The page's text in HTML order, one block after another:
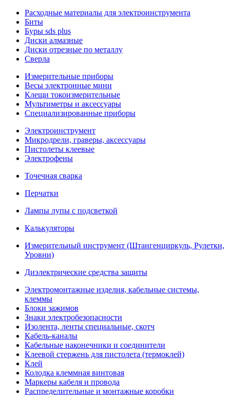
Расходные материалы для электроинструмента
Биты
Буры sds plus
Диски алмазные
Диски отрезные по металлу
Сверла
Измерительные приборы
Весы электронные мини
Клещи токоизмерительные
Мультиметры и аксессуары
Специализированные приборы
Электроинструмент
Микродрели, граверы, аксессуары
Пистолеты клеевые
Электрофены
Точечная сварка
Перчатки
Лампы лупы с подсветкой
Калькуляторы
Измерительный инструмент (Штангенциркуль, Рулетки,
Уровни)
Диэлектрические средства защиты
Электромонтажные изделия, кабельные системы,
клеммы
Блоки зажимов
Знаки электробезопасности
Изолента, ленты специальные, скотч
Кабель-каналы
Кабельные наконечники и соединители
Клеевой стержень для пистолета (термоклей)
Клей
Колодка клеммная винтовая
Маркеры кабеля и провода
Распределительные и монтажные коробки